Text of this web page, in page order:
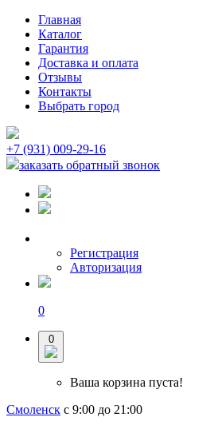
Главная
Каталог
Гарантия
Доставка и оплата
Отзывы
Контакты
Выбрать город
+7 (931) 009-29-16
заказать обратный звонок
Регистрация
Авторизация
0
0
Ваша корзина пуста!
Смоленск с 9:00 до 21:00